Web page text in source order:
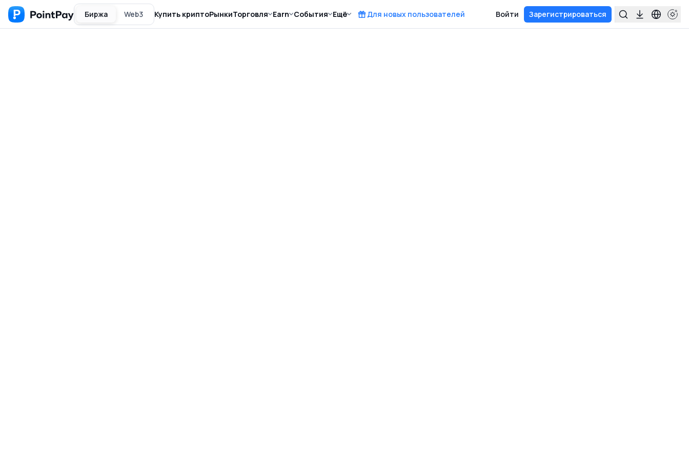
Биржа Web3 Купить криптоРынкиТорговля Earn События Ещё Для новых пользователей Войти Зарегистрироваться